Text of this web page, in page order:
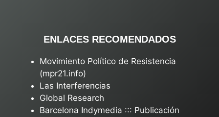
ENLACES RECOMENDADOS
Movimiento Político de Resistencia
(mpr21.info)
Las Interferencias
Global Research
Barcelona Indymedia ::: Publicación